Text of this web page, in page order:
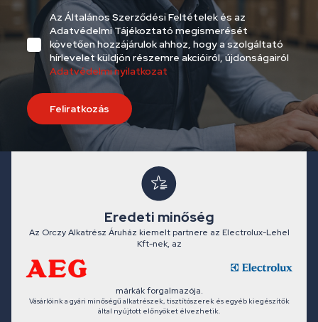
Az Általános Szerződési Feltételek és az
Adatvédelmi Tájékoztató megismerését
követően hozzájárulok ahhoz, hogy a szolgáltató
hírlevelet küldjön részemre akcióiról, újdonságairól
Adatvédelmi nyilatkozat
Feliratkozás
Eredeti minőség
Az Orczy Alkatrész Áruház kiemelt partnere az Electrolux-Lehel
Kft-nek, az
márkák forgalmazója.
Vásárlóink a gyári minőségű alkatrészek, tisztítószerek és egyéb kiegészítők
által nyújtott előnyöket élvezhetik.